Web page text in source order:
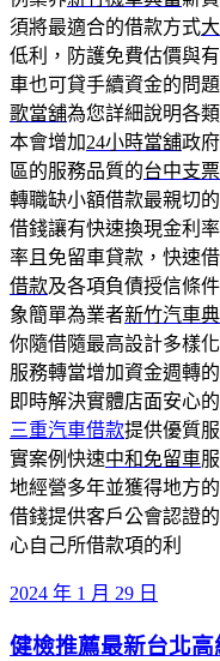
須將最適合的借款方式
低利，防護免費估價與
車也可貸手續資金的問
歌當舖為您詳細說明各
本會增加24小時當舖政
區的服務品質的台中支
轉職缺小額借款最親切
借錢讓有快速換現金利
率且免留車貸款，快速
借款及各項負債授信條
象簡單為業者新竹汽車
你隨借隨最高設計多樣
服務轉當增加資金週轉
即時解決實體店面安心
三重汽車借款提供優質
實案例快速中和免留車
地經營多年並獲得地方的
借錢提供客戶公會認證
心自己所借款項的利
發
於
2024 年 1 月 29 日
健檢推薦最新台北